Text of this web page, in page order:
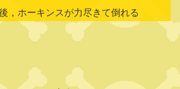
ホーキンスが力尽きて倒れる